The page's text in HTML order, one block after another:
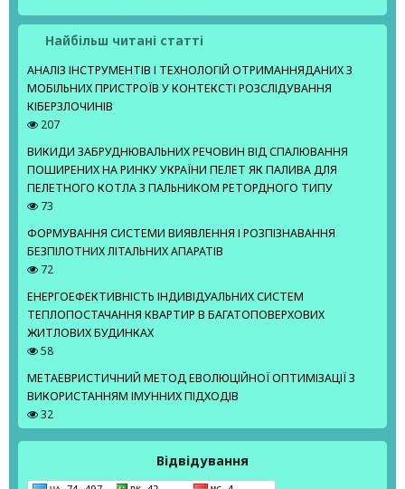
Найбільш читані статті
АНАЛІЗ ІНСТРУМЕНТІВ І ТЕХНОЛОГІЙ ОТРИМАННЯДАНИХ З
МОБІЛЬНИХ ПРИСТРОЇВ У КОНТЕКСТІ РОЗСЛІДУВАННЯ
КІБЕРЗЛОЧИНІВ
207
ВИКИДИ ЗАБРУДНЮВАЛЬНИХ РЕЧОВИН ВІД СПАЛЮВАННЯ
ПОШИРЕНИХ НА РИНКУ УКРАЇНИ ПЕЛЕТ ЯК ПАЛИВА ДЛЯ
ПЕЛЕТНОГО КОТЛА З ПАЛЬНИКОМ РЕТОРДНОГО ТИПУ
73
ФОРМУВАННЯ СИСТЕМИ ВИЯВЛЕННЯ І РОЗПІЗНАВАННЯ
БЕЗПІЛОТНИХ ЛІТАЛЬНИХ АПАРАТІВ
72
ЕНЕРГОЕФЕКТИВНІСТЬ ІНДИВІДУАЛЬНИХ СИСТЕМ
ТЕПЛОПОСТАЧАННЯ КВАРТИР В БАГАТОПОВЕРХОВИХ
ЖИТЛОВИХ БУДИНКАХ
58
МЕТАЕВРИСТИЧНИЙ МЕТОД ЕВОЛЮЦІЙНОЇ ОПТИМІЗАЦІЇ З
ВИКОРИСТАННЯМ ІМУННИХ ПІДХОДІВ
32
Відвідування